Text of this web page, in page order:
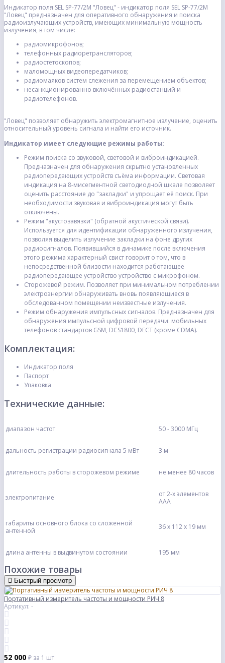
Индикатор поля SEL SP-77/2M "Ловец" - индикатор поля SEL SP-77/2M
"Ловец" предназначен для оперативного обнаружения и поиска
радиоизлучающих устройств, имеющих минимальную мощность
излучения, в том числе:
радиомикрофонов;
телефонных радиоретрансляторов;
радиостетоскопов;
маломощных видеопередатчиков;
радиомаяков систем слежения за перемещением объектов;
несанкционированно включённых радиостанций и
радиотелефонов.
"Ловец" позволяет обнаружить электромагнитное излучение, оценить
относительный уровень сигнала и найти его источник.
Индикатор имеет следующие режимы работы:
Режим поиска со звуковой, световой и виброиндикацией.
Предназначен для обнаружения скрытно установленных
радиопередающих устройств съёма информации. Световая
индикация на 8-мисегментной светодиодной шкале позволяет
оценить расстояние до "закладки" и упрощает её поиск. При
необходимости звуковая и виброиндикация могут быть
отключены.
Режим "акустозавязки" (обратной акустической связи).
Используется для идентификации обнаруженного излучения,
позволяя выделить излучение закладки на фоне других
радиосигналов. Появившийся в динамике после включения
этого режима характерный свист говорит о том, что в
непосредственной близости находится работающее
радиопередающее устройство устройство с микрофоном.
Сторожевой режим. Позволяет при минимальном потреблении
электроэнергии обнаруживать вновь появляющиеся в
обследованном помещении неизвестные излучения.
Режим обнаружения импульсных сигналов. Предназначен для
обнаружения импульсной цифровой передачи: мобильных
телефонов стандартов GSM, DCS1800, DECT (кроме CDMA).
Комплектация:
Индикатор поля
Паспорт
Упаковка
Технические данные:
диапазон частот 50 - 3000 МГц
дальность регистрации радиосигнала 5 мВт 3 м
длительность работы в сторожевом режиме не менее 80 часов
электропитание
от 2-х элементов
ААА
габариты основного блока со сложенной
антенной
36 х 112 х 19 мм
длина антенны в выдвинутом состоянии 195 мм
Похожие товары
Быстрый просмотр
Портативный измеритель частоты и мощности РИЧ 8
Артикул: -
52 000 ₽ за 1 шт